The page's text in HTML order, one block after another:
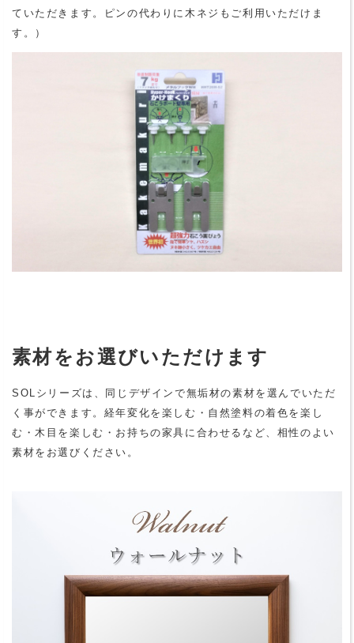
ていただきます。ピンの代わりに木ネジもご利用いただけま
す。）
素材をお選びいただけます
SOLシリーズは、同じデザインで無垢材の素材を選んでいただ
く事ができます。経年変化を楽しむ・自然塗料の着色を楽し
む・木目を楽しむ・お持ちの家具に合わせるなど、相性のよい
素材をお選びください。